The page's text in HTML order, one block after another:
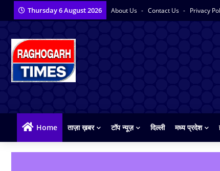
Thursday 6 August 2026 About Us Contact Us Privacy
Home ताज़ा ख़बर टॉप न्यूज़ दिल्ली मध्य प्रदेश